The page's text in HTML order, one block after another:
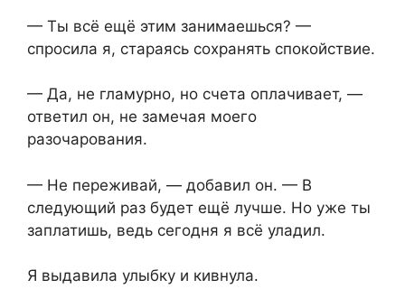
— Ты всё ещё этим занимаешься? —
спросила я, стараясь сохранять спокойствие.
— Да, не гламурно, но счета оплачивает, —
ответил он, не замечая моего
разочарования.
— Не переживай, — добавил он. — В
следующий раз будет ещё лучше. Но уже ты
заплатишь, ведь сегодня я всё уладил.
Я выдавила улыбку и кивнула.